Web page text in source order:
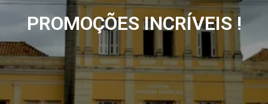
PROMOÇÕES INCRÍVEIS !